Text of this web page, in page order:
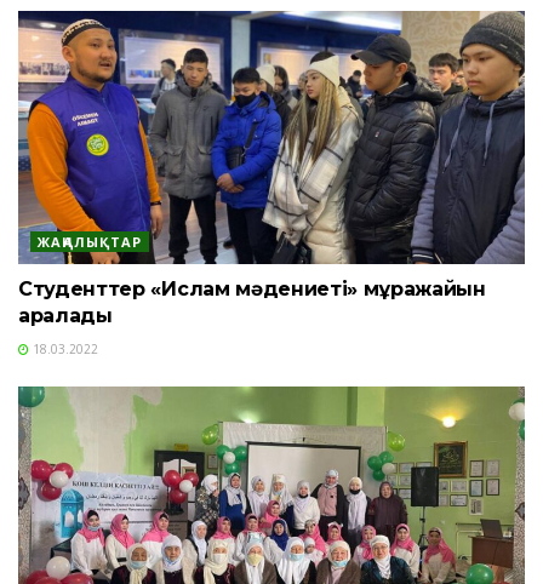
ЖАҢАЛЫҚТАР
Студенттер «Ислам мәдениеті» мұражайын
аралады
18.03.2022